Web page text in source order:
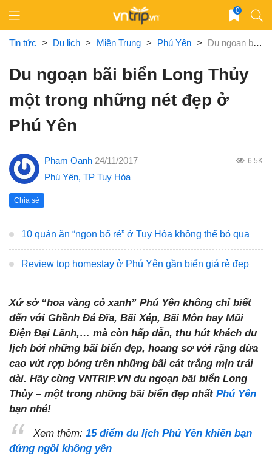
content
0
Tin tức > Du lịch > Miền Trung > Phú Yên > Du ngoạn bãi biển Long Thủy một trong những nét đẹp ở Phú Yên
Du ngoạn bãi biển Long Thủy
một trong những nét đẹp ở
Phú Yên
Phạm Oanh 24/11/2017 6.5K
Phú Yên, TP Tuy Hòa
Chia sẻ
10 quán ăn “ngon bổ rẻ” ở Tuy Hòa không thể bỏ qua
Review top homestay ở Phú Yên gần biển giá rẻ đẹp
Xứ sở “hoa vàng cỏ xanh” Phú Yên không chỉ biết
đến với Ghềnh Đá Đĩa, Bãi Xép, Bãi Môn hay Mũi
Điện Đại Lãnh,… mà còn hấp dẫn, thu hút khách du
lịch bởi những bãi biển đẹp, hoang sơ với rặng dừa
cao vút rợp bóng trên những bãi cát trắng mịn trải
dài. Hãy cùng VNTRIP.VN du ngoạn bãi biển Long
Thủy – một trong những bãi biển đẹp nhất Phú Yên
bạn nhé!
Xem thêm: 15 điểm du lịch Phú Yên khiến bạn
đứng ngồi không yên